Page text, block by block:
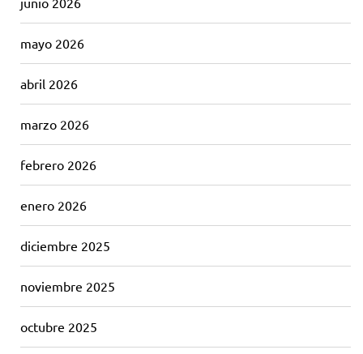
mayo 2026
abril 2026
marzo 2026
febrero 2026
enero 2026
diciembre 2025
noviembre 2025
octubre 2025